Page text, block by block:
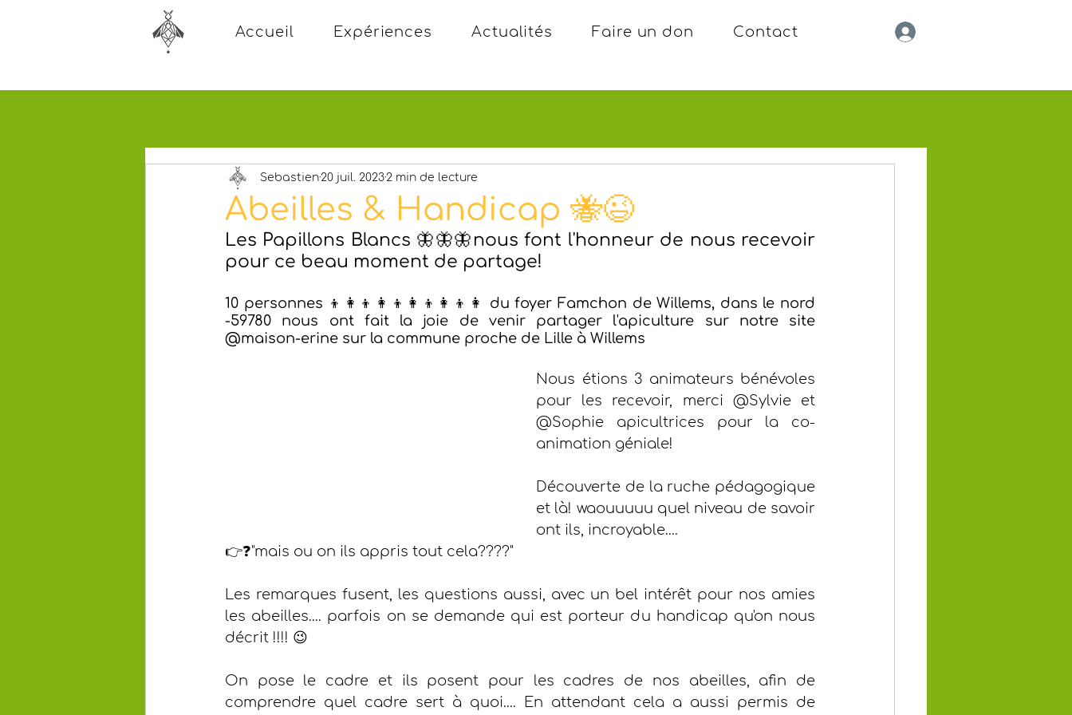
Accueil Expériences Actualités Faire un don Contact
Abeilles & Handicap 🐝😉
Sebastien 20 juil. 2023 2 min de lecture
Les Papillons Blancs 🦋🦋🦋nous font l'honneur de nous recevoir
pour ce beau moment de partage!
10 personnes 👦👩👦👩👦👩👦👩👦👩 du foyer Famchon de Willems, dans le nord
-59780 nous ont fait la joie de venir partager l'apiculture sur notre site
@maison-erine sur la commune proche de Lille à Willems
Nous étions 3 animateurs bénévoles
pour les recevoir, merci @Sylvie et
@Sophie apicultrices pour la co-
animation géniale!
Découverte de la ruche pédagogique
et là! waouuuuu quel niveau de savoir
ont ils, incroyable....
👉❓"mais ou on ils appris tout cela????"
Les remarques fusent, les questions aussi, avec un bel intérêt pour nos amies
les abeilles.... parfois on se demande qui est porteur du handicap qu'on nous
décrit !!!! 😉
On pose le cadre et ils posent pour les cadres de nos abeilles, afin de
comprendre quel cadre sert à quoi.... En attendant cela a aussi permis de